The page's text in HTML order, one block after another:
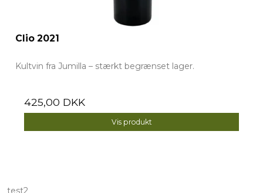
Clio 2021
Kultvin fra Jumilla – stærkt begrænset lager.
425,00 DKK
Vis produkt
test2